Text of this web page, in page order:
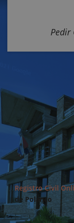
Pedir
Registro Civil
de Polanco